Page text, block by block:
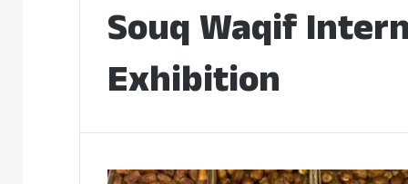
Souq Waqif
Exhibition